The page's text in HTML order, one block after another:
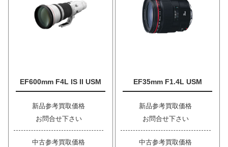
EF600mm F4L IS II USM
新品参考買取価格
お問合せ下さい
中古参考買取価格
EF35mm F1.4L USM
新品参考買取価格
お問合せ下さい
中古参考買取価格